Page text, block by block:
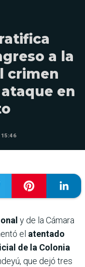
a la
crimen
en
y de la Cámara
el atentado
de la Colonia
que dejó tres